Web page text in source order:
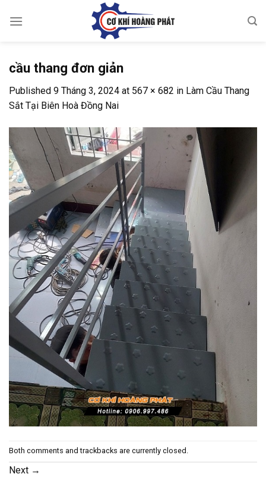
cầu thang đơn giản
Published 9 Tháng 3, 2024 at 567 × 682 in Làm Cầu Thang
Sắt Tại Biên Hoà Đồng Nai
Both comments and trackbacks are currently closed.
Next →